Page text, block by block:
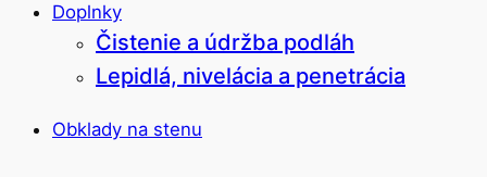
Doplnky
Čistenie a údržba podláh
Lepidlá, nivelácia a penetrácia
Obklady na stenu